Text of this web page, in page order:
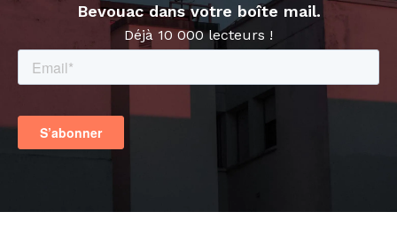
Bevouac dans votre boîte mail.
Déjà 10 000 lecteurs !